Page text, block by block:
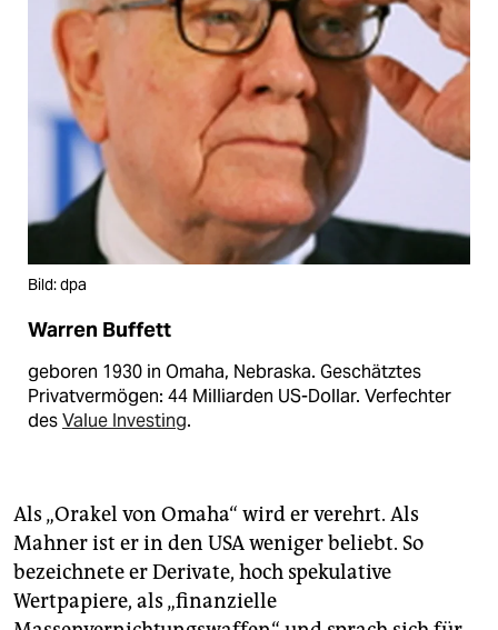
Bild: dpa
Warren Buffett
geboren 1930 in Omaha, Nebraska. Geschätztes
Privatvermögen: 44 Milliarden US-Dollar. Verfechter
desValue Investing.
Als „Orakel von Omaha“ wird er verehrt. Als
Mahner ist er in den USA weniger beliebt. So
bezeichnete er Derivate, hoch spekulative
Wertpapiere, als „finanzielle